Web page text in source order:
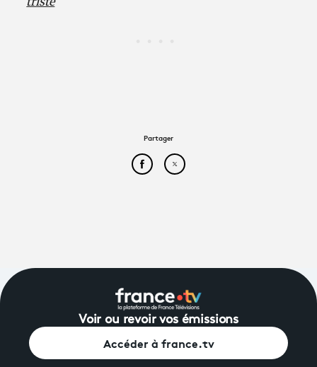
Partager
Partager cet article sur
Partager cet article sur
Voir ou revoir vos émissions
Accéder à france.tv